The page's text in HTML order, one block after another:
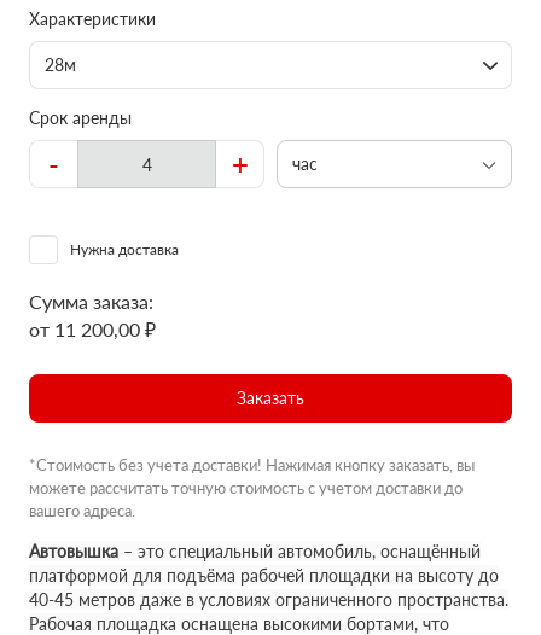
Характеристики
28м
Срок аренды
- + час
Нужна доставка
Сумма заказа:
от 11 200,00 ₽
Заказать
*Стоимость без учета доставки! Нажимая кнопку заказать, вы
можете рассчитать точную стоимость с учетом доставки до
вашего адреса.
Автовышка – это специальный автомобиль, оснащённый
платформой для подъёма рабочей площадки на высоту до
40-45 метров даже в условиях ограниченного пространства.
Рабочая площадка оснащена высокими бортами, что